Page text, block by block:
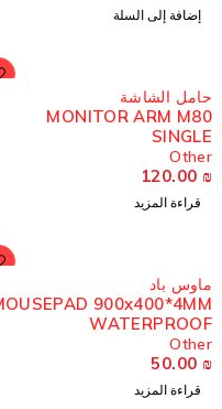
إضافة إلى السلة
حامل الشاشة
MONITOR ARM M80
SINGLE
Other
120.00
قراءة المزيد
ماوس باد
MOUSEPAD 900x400*4MM
WATERPROOF
Other
50.00
قراءة المزيد